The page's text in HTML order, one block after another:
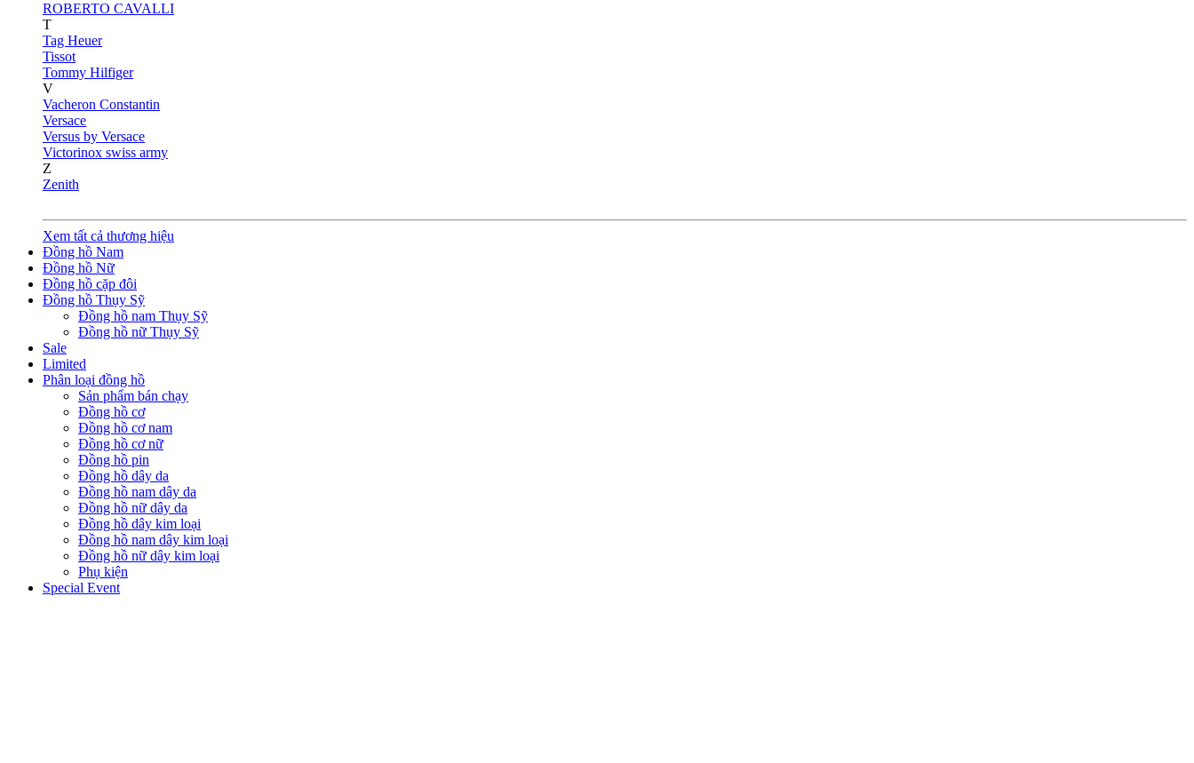
ROBERTO CAVALLI
T
Tag Heuer
Tissot
Tommy Hilfiger
V
Vacheron Constantin
Versace
Versus by Versace
Victorinox swiss army
Z
Zenith
Xem tất cả thương hiệu
Đồng hồ Nam
Đồng hồ Nữ
Đồng hồ cặp đôi
Đồng hồ Thụy Sỹ
Đồng hồ nam Thụy Sỹ
Đồng hồ nữ Thụy Sỹ
Sale
Limited
Phân loại đồng hồ
Sản phẩm bán chạy
Đồng hồ cơ
Đồng hồ cơ nam
Đồng hồ cơ nữ
Đồng hồ pin
Đồng hồ dây da
Đồng hồ nam dây da
Đồng hồ nữ dây da
Đồng hồ dây kim loại
Đồng hồ nam dây kim loại
Đồng hồ nữ dây kim loại
Phụ kiện
Special Event